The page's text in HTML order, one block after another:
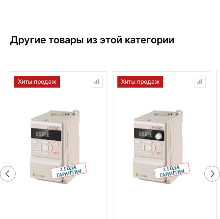
Другие товары из этой категории
Хиты продаж Хиты продаж